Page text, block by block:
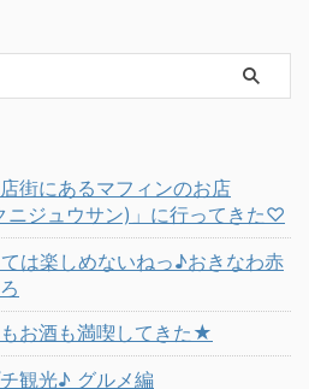
街にあるマフィンのお店
ニジュウサン)」に行ってきた♡
は楽しめないねっ♪おきなわ赤
お酒も満喫してきた★
観光♪ グルメ編